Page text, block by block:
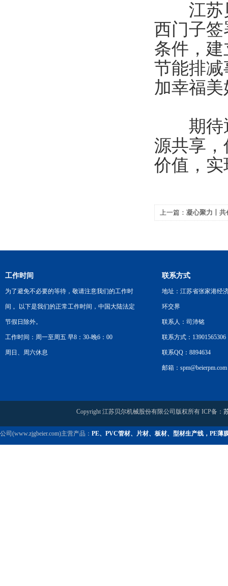
江苏贝
西门子
条件，
节能排
加幸福
期待通
源共享
价值，
上一篇： 凝心聚力丨
工作时间
为了避免不必要的等待，敬请注意我们的工作时
间 。以下是我们的正常工作时间，中国大陆法定
节假日除外。
工作时间：周一至周五 早8：30-晚6：00
周日、周六休息
联系方式
地址：江苏省张家港经
环交界
联系人：司沛铭
联系方式：13901565306
联系QQ：8894634
邮箱：spm@beierpm.com
Copyright 江苏贝尔机械股份有限公司版权所有 ICP备：
公司(www.zjgbeier.com)主营产品： PE、PVC管材、片材、板材、型材生产线，PE薄